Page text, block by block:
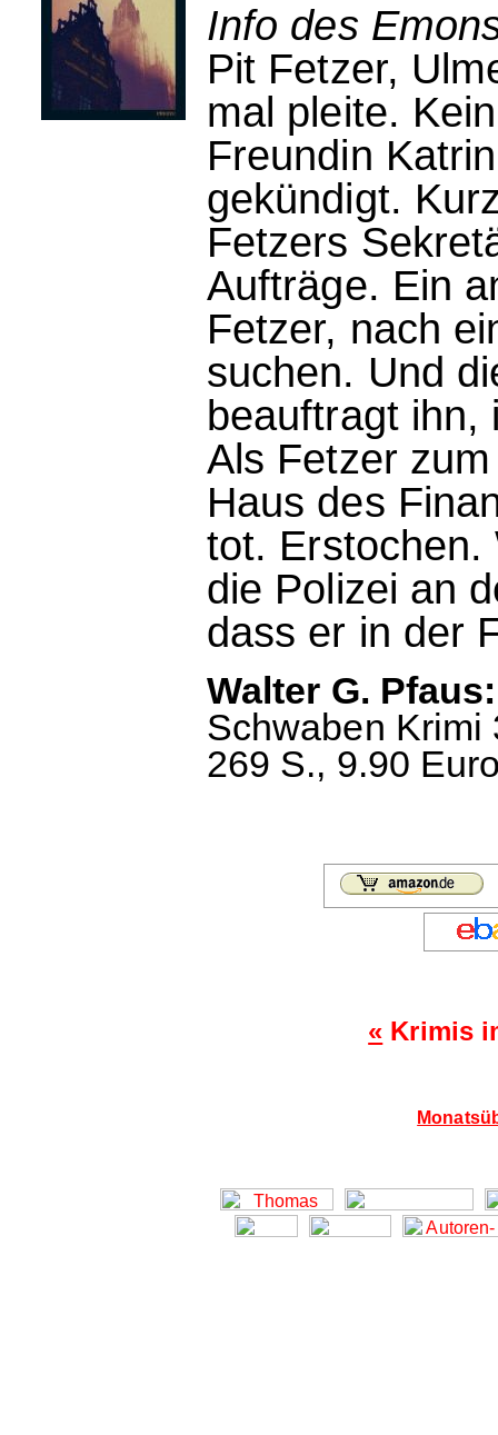
Info des
Pit Fetzer,
mal pleite.
Freundin
gekündigt.
Fetzers
Aufträge. Ein
Fetzer, nach
suchen. Und
beauftragt ihn,
Als Fetzer
Haus des
tot. Erstochen.
die Polizei an
dass er in der
Walter G.
Schwaben Krimi
269 S., 9.90
« Krimis